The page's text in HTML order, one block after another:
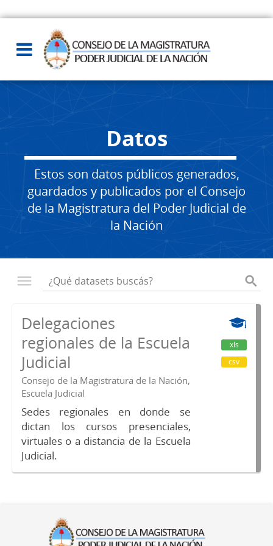
Datos
Estos son datos públicos generados,
guardados y publicados por el Consejo
de la Magistratura del Poder Judicial de
la Nación
Delegaciones
regionales de la Escuela
Judicial
Consejo de la Magistratura de la Nación,
Escuela Judicial
Sedes regionales en donde se
dictan los cursos presenciales,
virtuales o a distancia de la Escuela
Judicial.
xls
csv